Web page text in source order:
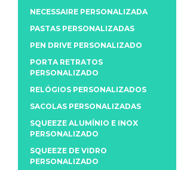
NECESSAIRE PERSONALIZADA
PASTAS PERSONALIZADAS
PEN DRIVE PERSONALIZADO
PORTA RETRATOS
PERSONALIZADO
RELÓGIOS PERSONALIZADOS
SACOLAS PERSONALIZADAS
SQUEEZE ALUMÍNIO E INOX
PERSONALIZADO
SQUEEZE DE VIDRO
PERSONALIZADO